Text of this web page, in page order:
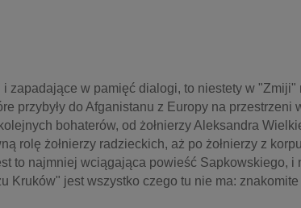
zapadające w pamięć dialogi, to niestety w "Zmiji"
przybyły do Afganistanu z Europy na przestrzeni
bohaterów, od żołnierzy Aleksandra
rolę żołnierzy radzieckich, aż po żołnierzy z
to najmniej wciągająca powieść Sapkowskiego, i
Kruków" jest wszystko czego tu nie ma: znakomite